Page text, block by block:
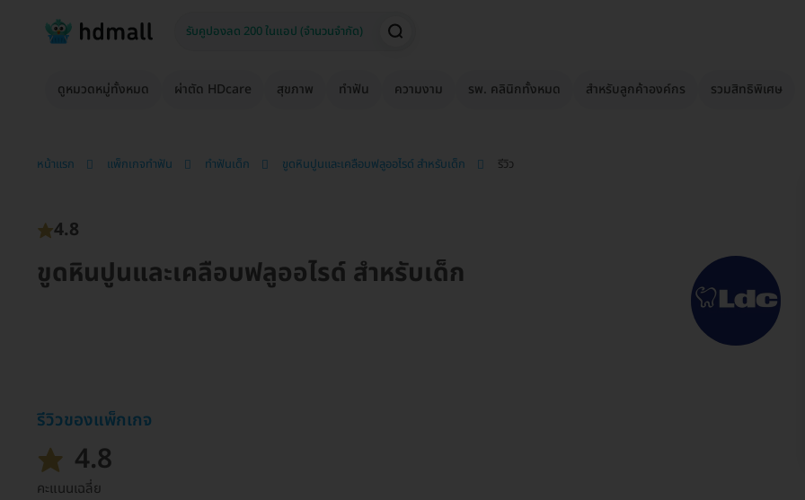
ดูหมวดหมู่ทั้งหมด ผ่าตัด HDcare สุขภาพ ทำฟัน ความงาม รพ. คลินิกทั้งหมด สำหรับลูกค้าองค์กร รวมสิทธิพิเศษ
หน้าแรก แพ็กเกจทำฟัน ทำฟันเด็ก ขูดหินปูนและเคลือบฟลูออไรด์ สำหรับเด็ก รีวิว
4.8
ขูดหินปูนและเคลือบฟลูออไรด์ สำหรับเด็ก
รีวิวของแพ็กเกจ
4.8
คะแนนเฉลี่ย